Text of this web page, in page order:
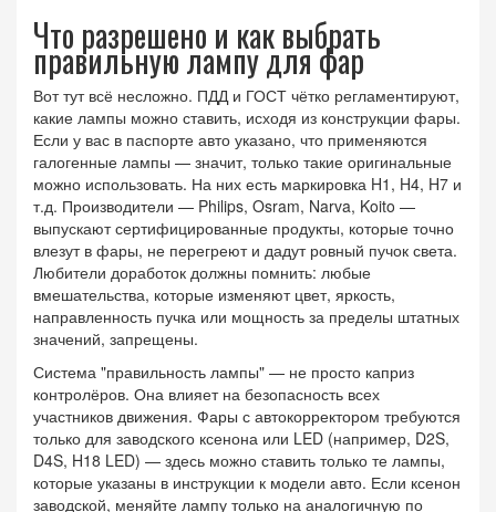
Что разрешено и как выбрать
правильную лампу для фар
Вот тут всё несложно. ПДД и ГОСТ чётко регламентируют,
какие лампы можно ставить, исходя из конструкции фары.
Если у вас в паспорте авто указано, что применяются
галогенные лампы — значит, только такие оригинальные
можно использовать. На них есть маркировка H1, H4, H7 и
т.д. Производители — Philips, Osram, Narva, Koito —
выпускают сертифицированные продукты, которые точно
влезут в фары, не перегреют и дадут ровный пучок света.
Любители доработок должны помнить: любые
вмешательства, которые изменяют цвет, яркость,
направленность пучка или мощность за пределы штатных
значений, запрещены.
Система "правильность лампы" — не просто каприз
контролёров. Она влияет на безопасность всех
участников движения. Фары с автокорректором требуются
только для заводского ксенона или LED (например, D2S,
D4S, H18 LED) — здесь можно ставить только те лампы,
которые указаны в инструкции к модели авто. Если ксенон
заводской, меняйте лампу только на аналогичную по